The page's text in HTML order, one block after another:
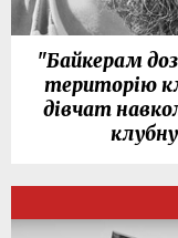
"Байкерам
територію
дівчат